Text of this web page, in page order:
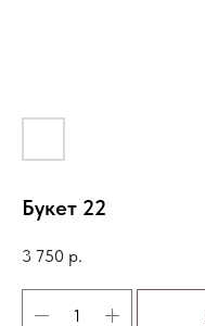
Букет 22
3 750 р.